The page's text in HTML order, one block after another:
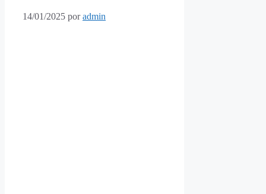
14/01/2025 poradmin